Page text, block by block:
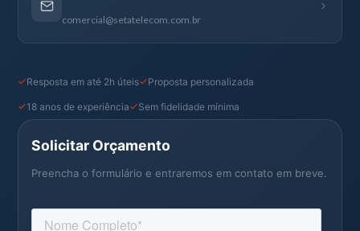
comercial@setatelecom.com.br
Resposta em até 2h úteis Proposta personalizada
18 anos de experiência Sem fidelidade mínima
Solicitar Orçamento
Preencha o formulário e entraremos em contato em breve.